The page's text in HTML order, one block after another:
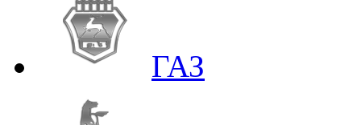
ГАЗ